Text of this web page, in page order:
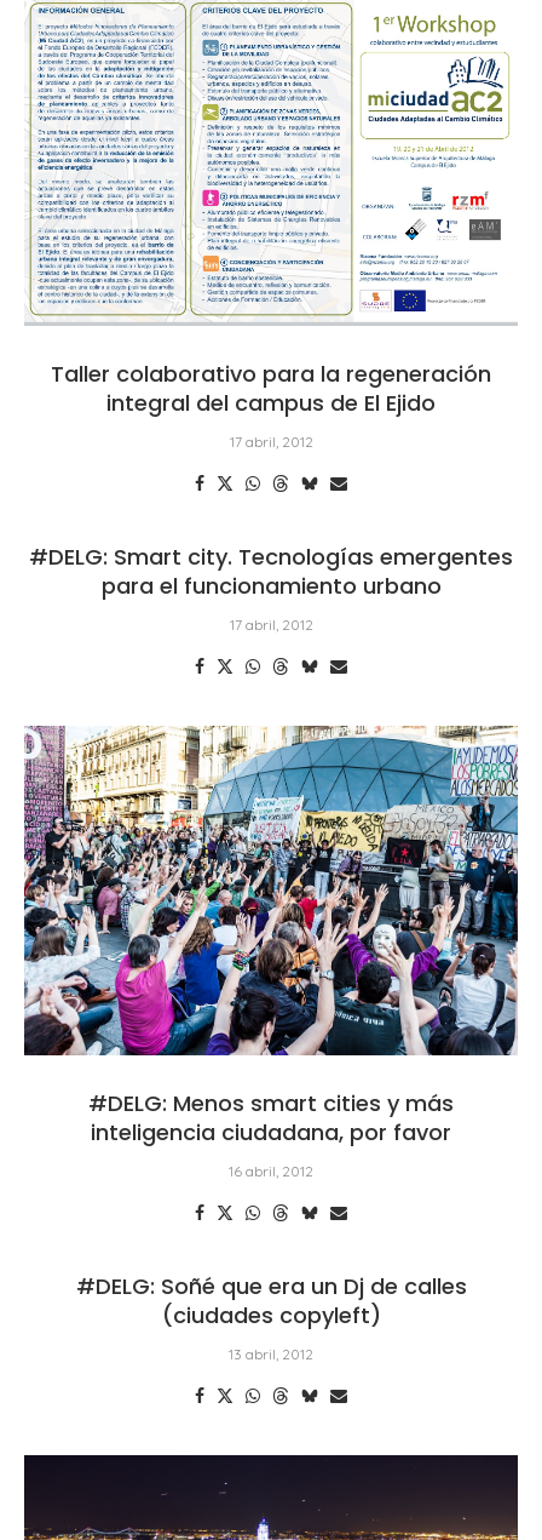
Taller colaborativo para la regeneración
integral del campus de El Ejido
17 abril, 2012
#DELG: Smart city. Tecnologías emergentes
para el funcionamiento urbano
17 abril, 2012
#DELG: Menos smart cities y más
inteligencia ciudadana, por favor
16 abril, 2012
#DELG: Soñé que era un Dj de calles
(ciudades copyleft)
13 abril, 2012